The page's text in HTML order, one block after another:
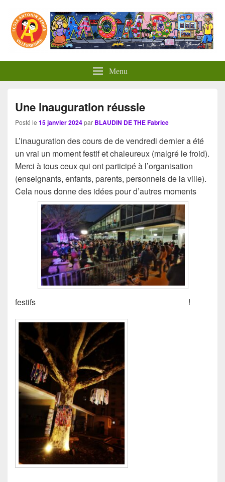
Menu
Une inauguration réussie
Posté le 15 janvier 2024par BLAUDIN DE THE Fabrice
L’inauguration des cours de de vendredi dernier a été
un vrai un moment festif et chaleureux (malgré le froid).
Merci à tous ceux qui ont participé à l’organisation
(enseignants, enfants, parents, personnels de la ville).
Cela nous donne des idées pour d’autres moments
festifs !